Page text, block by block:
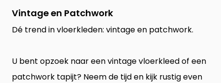
Vintage en Patchwork
Dé trend in vloerkleden: vintage en patchwork.
U bent opzoek naar een vintage vloerkleed of een
patchwork tapijt? Neem de tijd en kijk rustig even